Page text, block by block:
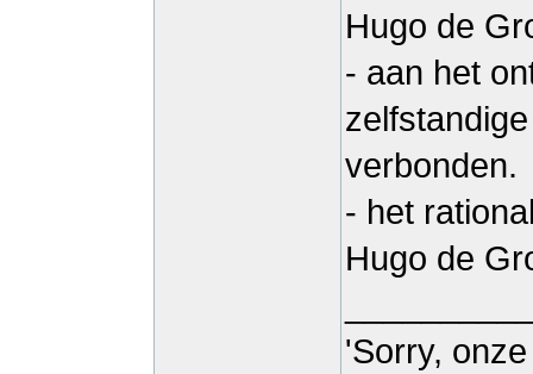
Hugo de
- aan het
verbonden.
- het
Hugo de
'Sorry,